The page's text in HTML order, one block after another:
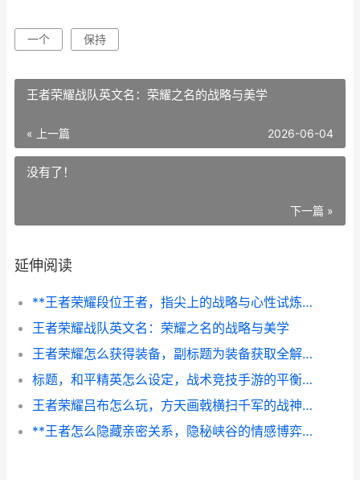
一个 保持
王者荣耀战队英文名：荣耀之名的战略与美学
« 上一篇 2026-06-04
没有了！
下一篇 »
延伸阅读
**王者荣耀段位王者，指尖上的战略与心性试炼**
王者荣耀战队英文名：荣耀之名的战略与美学
王者荣耀怎么获得装备，副标题为装备获取全解析与实战运用指南
标题，和平精英怎么设定，战术竞技手游的平衡艺术
王者荣耀吕布怎么玩，方天画戟横扫千军的战神攻略
**王者怎么隐藏亲密关系，隐秘峡谷的情感博弈**